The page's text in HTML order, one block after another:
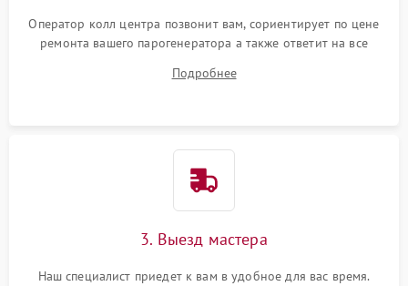
Оператор колл центра позвонит вам, сориентирует по цене
ремонта вашего парогенератора а также ответит на все
Подробнее
3. Выезд мастера
Наш специалист приедет к вам в удобное для вас время.